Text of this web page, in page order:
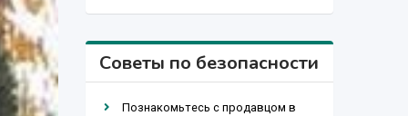
Советы по безопасности
Познакомьтесь с продавцом в